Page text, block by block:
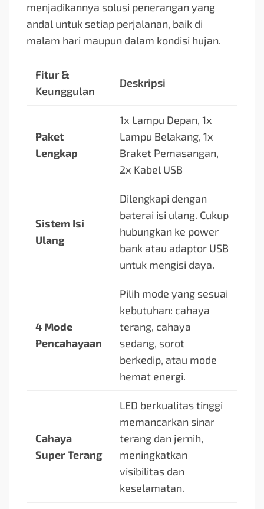
menjadikannya solusi penerangan yang
andal untuk setiap perjalanan, baik di
malam hari maupun dalam kondisi hujan.
Fitur &
Keunggulan
Deskripsi
Paket
Lengkap
1x Lampu Depan, 1x
Lampu Belakang, 1x
Braket Pemasangan,
2x Kabel USB
Sistem Isi
Ulang
Dilengkapi dengan
baterai isi ulang. Cukup
hubungkan ke power
bank atau adaptor USB
untuk mengisi daya.
4 Mode
Pencahayaan
Pilih mode yang sesuai
kebutuhan: cahaya
terang, cahaya
sedang, sorot
berkedip, atau mode
hemat energi.
Cahaya
Super Terang
LED berkualitas tinggi
memancarkan sinar
terang dan jernih,
meningkatkan
visibilitas dan
keselamatan.